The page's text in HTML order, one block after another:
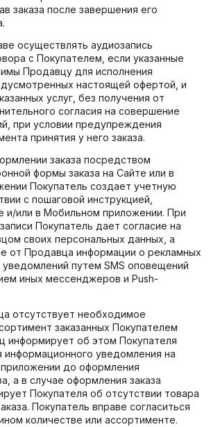
заказа после завершения его
осуществлять аудиозапись
с Покупателем, если указанные
Продавцу для исполнения
настоящей офертой, и
услуг, без получения от
согласия на совершение
при условии предупреждения
принятия у него заказа.
заказа посредством
формы заказа на Сайте или в
Покупатель создает учетную
с пошаговой инструкцией,
и/или в Мобильном приложении. При
Покупатель дает согласие на
своих персональных данных, а
от Продавца информации о рекламных
уведомлений путем SMS оповещений
иных мессенджеров и Push-
отсутствует необходимое
заказанных Покупателем
информирует об этом Покупателя
уведомления на
до оформления
а в случае оформления заказа
Покупателя об отсутствии товара
Покупатель вправе согласиться
количестве или ассортименте.